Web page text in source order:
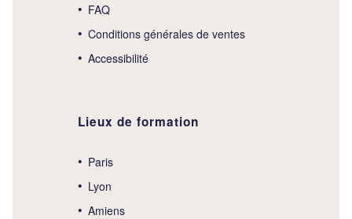
FAQ
Conditions générales de ventes
Accessibilité
Lieux de formation
Paris
Lyon
Amiens